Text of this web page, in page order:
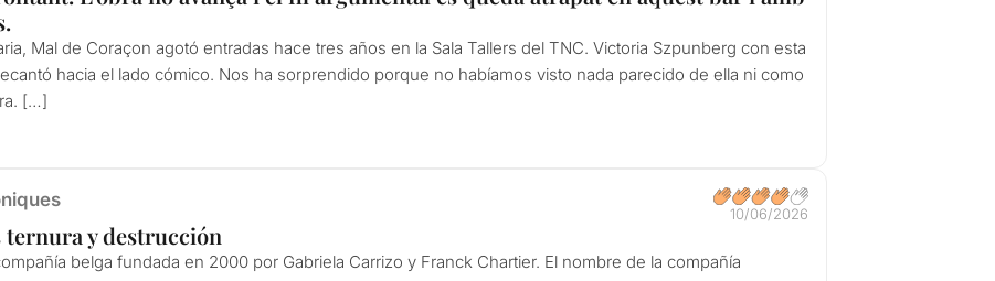
Mal de Coraçon agotó entradas hace tres años en la Sala Tallers del TNC. Victoria Szpunberg con esta
hacia el lado cómico. Nos ha sorprendido porque no habíamos visto nada parecido de ella ni como
[…]
10/06/2026
ternura y destrucción
belga fundada en 2000 por Gabriela Carrizo y Franck Chartier. El nombre de la compañía